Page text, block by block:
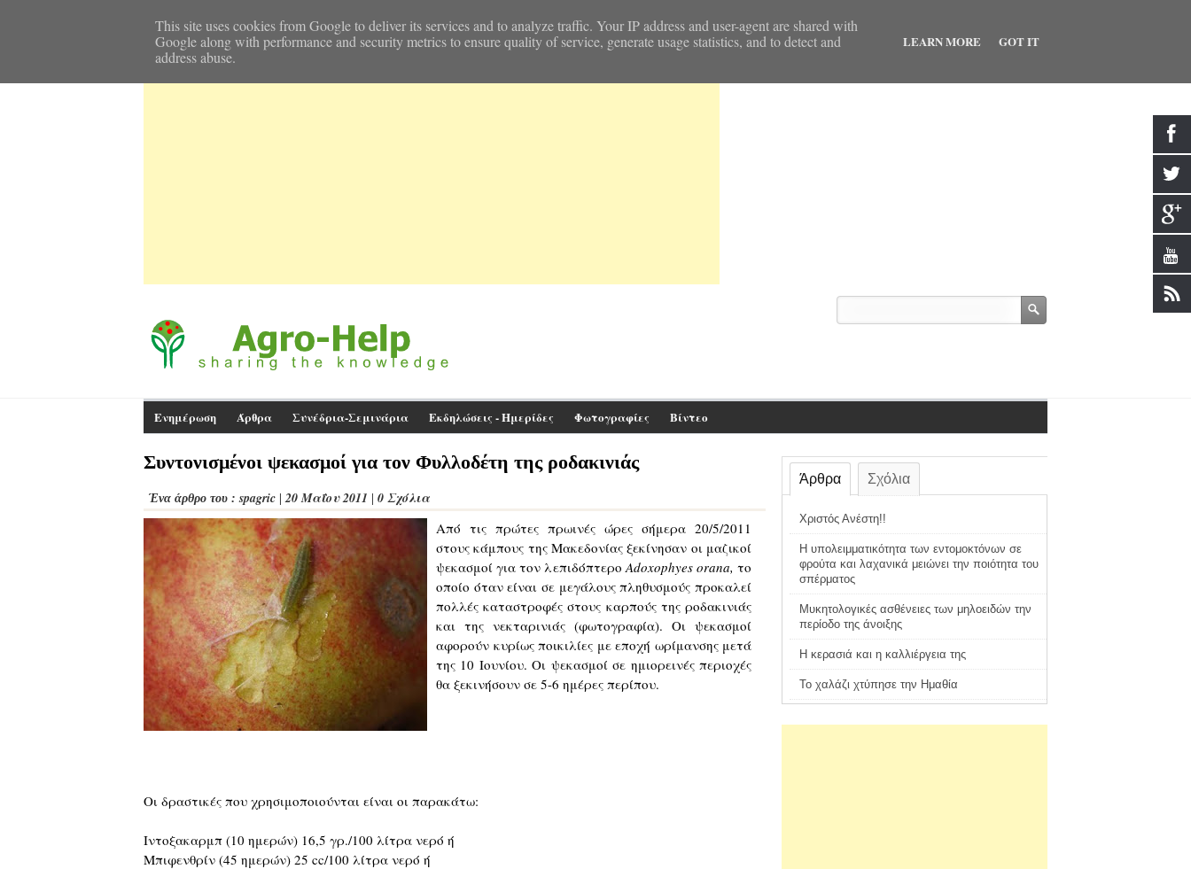
Ενημέρωση Άρθρα Συνέδρια-Σεμινάρια Εκδηλώσεις - Ημερίδες Φωτογραφίες Βίντεο
Συντονισμένοι ψεκασμοί για τον Φυλλοδέτη της ροδακινιάς
Ένα άρθρο του :spagric |20 Μαΐου 2011 0 Σχόλια
Από τις πρώτες πρωινές ώρες σήμερα 20/5/2011
στους κάμπους της Μακεδονίας ξεκίνησαν οι μαζικοί
ψεκασμοί για τον λεπιδόπτεροAdoxophyes orana,το
οποίο όταν είναι σε μεγάλους πληθυσμούς προκαλεί
πολλές καταστροφές στους καρπούς της ροδακινιάς
και της νεκταρινιάς (φωτογραφία). Οι ψεκασμοί
αφορούν κυρίως ποικιλίες με εποχή ωρίμανσης μετά
της 10 Ιουνίου. Οι ψεκασμοί σε ημιορεινές περιοχές
θα ξεκινήσουν σε 5-6 ημέρες περίπου.
Οι δραστικές που χρησιμοποιούνται είναι οι παρακάτω:
Ιντοξακαρμπ (10 ημερών) 16,5 γρ./100 λίτρα νερό ή
Μπιφενθρίν (45 ημερών) 25 cc/100 λίτρα νερό ή
Άρθρα Σχόλια
Χριστός Ανέστη!!
Η υπολειμματικότητα των εντομοκτόνων σε
φρούτα και λαχανικά μειώνει την ποιότητα του
σπέρματος
Μυκητολογικές ασθένειες των μηλοειδών την
περίοδο της άνοιξης
Η κερασιά και η καλλιέργεια της
Το χαλάζι χτύπησε την Ημαθία
This site uses cookies from Google to deliver its services and to analyze traffic. Your IP address and user-agent are shared with
Google along with performance and security metrics to ensure quality of service, generate usage statistics, and to detect and
address abuse.
LEARN MORE GOT IT